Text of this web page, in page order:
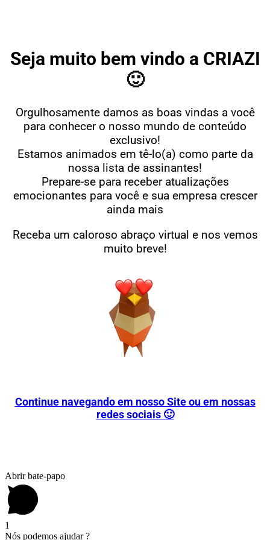
Seja muito bem vindo a CRIAZI
🙂
Orgulhosamente damos as boas vindas a você
para conhecer o nosso mundo de conteúdo
exclusivo!
Estamos animados em tê-lo(a) como parte da
nossa lista de assinantes!
Prepare-se para receber atualizações
emocionantes para você e sua empresa crescer
ainda mais
Receba um caloroso abraço virtual e nos vemos
muito breve!
Continue navegando em nosso Site ou em nossas
redes sociais 🙂
Abrir bate-papo
1
Nós podemos ajudar ?